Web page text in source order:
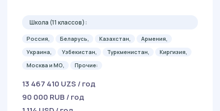
Школа (11 классов):
Россия, Беларусь, Казахстан,
Армения,
Украина,
Узбекистан, Туркменистан,
Киргизия,
Москва и МО,
Прочие:
13 467 410 UZS / год
90 000 RUB / год